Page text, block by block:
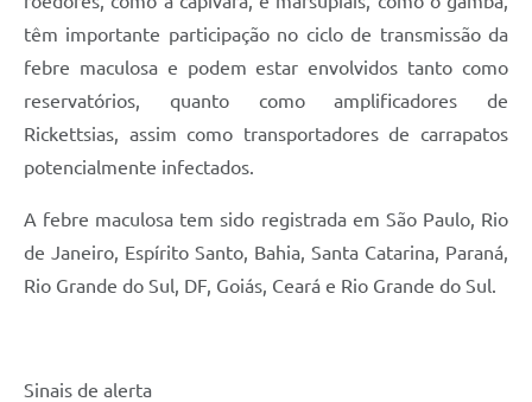
têm importante participação no ciclo de transmissão da
febre maculosa e podem estar envolvidos tanto como
reservatórios, quanto como amplificadores de
Rickettsias, assim como transportadores de carrapatos
potencialmente infectados.
A febre maculosa tem sido registrada em São Paulo, Rio
de Janeiro, Espírito Santo, Bahia, Santa Catarina, Paraná,
Rio Grande do Sul, DF, Goiás, Ceará e Rio Grande do Sul.
Sinais de alerta